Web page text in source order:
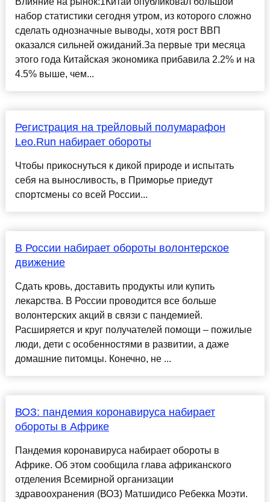
набор статистики сегодня утром, из которого сложно
сделать однозначные выводы, хотя рост ВВП
оказался сильней ожиданий.За первые три месяца
этого года Китайская экономика прибавила 2.2% и на
4.5% выше, чем...
Регистрация на трейловый полумарафон
Leo.Run набирает обороты
Чтобы прикоснуться к дикой природе и испытать
себя на выносливость, в Приморье приедут
спортсмены со всей России...
В России набирает обороты волонтерское
движение
Сдать кровь, доставить продукты или купить
лекарства. В России проводится все больше
волонтерских акций в связи с пандемией.
Расширяется и круг получателей помощи – пожилые
люди, дети с особенностями в развитии, а даже
домашние питомцы. Конечно, не ...
ВОЗ: пандемия коронавируса набирает
обороты в Африке
Пандемия коронавируса набирает обороты в
Африке. Об этом сообщила глава африканского
отделения Всемирной организации
здравоохранения (ВОЗ) Матшидисо Ребекка Моэти.